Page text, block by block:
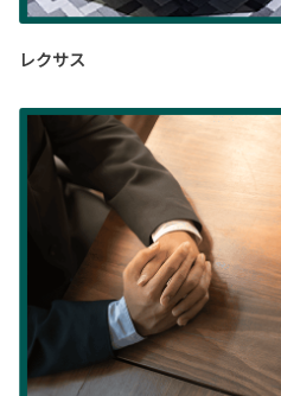
レクサス